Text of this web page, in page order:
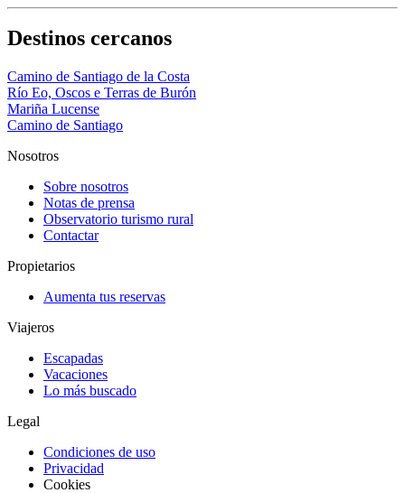
Destinos cercanos
Camino de Santiago de la Costa
Río Eo, Oscos e Terras de Burón
Mariña Lucense
Camino de Santiago
Nosotros
Sobre nosotros
Notas de prensa
Observatorio turismo rural
Contactar
Propietarios
Aumenta tus reservas
Viajeros
Escapadas
Vacaciones
Lo más buscado
Legal
Condiciones de uso
Privacidad
Cookies